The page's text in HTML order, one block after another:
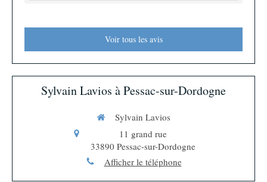
Voir tous les avis
Sylvain Lavios à Pessac-sur-Dordogne
Sylvain Lavios
11 grand rue
33890 Pessac-sur-Dordogne
Afficher le téléphone